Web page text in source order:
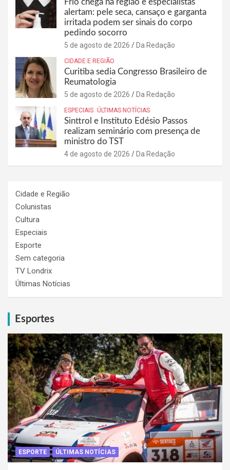
alertam: pele seca, cansaço e garganta
irritada podem ser sinais do corpo
pedindo socorro
5 de agosto de 2026 Da Redação
CIDADE E REGIÃO
Curitiba sedia Congresso Brasileiro de
Reumatologia
5 de agosto de 2026 Da Redação
ESPECIAIS ÚLTIMAS NOTÍCIAS
Sinttrol e Instituto Edésio Passos
realizam seminário com presença de
ministro do TST
4 de agosto de 2026 Da Redação
Cidade e Região
Colunistas
Cultura
Especiais
Esporte
Sem categoria
TV Londrix
Últimas Notícias
Esportes
ESPORTE ÚLTIMAS NOTÍCIAS